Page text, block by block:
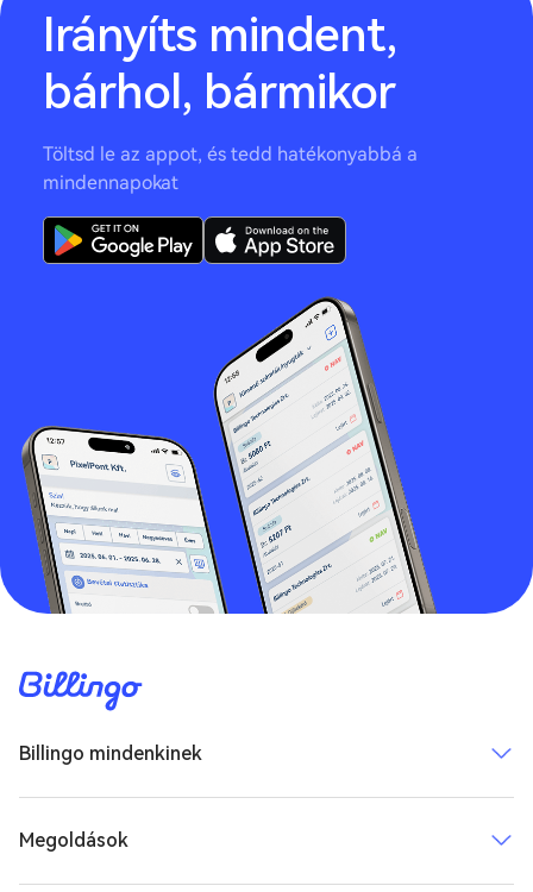
Irányíts mindent,
bárhol, bármikor
Töltsd le az appot, és tedd hatékonyabbá a
mindennapokat
Billingo mindenkinek
Megoldások